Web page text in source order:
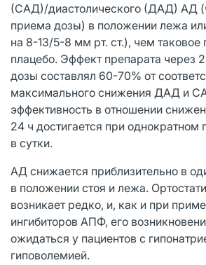
(САД)/диастолического (ДАД) АД
приема дозы) в положении лежа
на 8-13/5-8 мм рт. ст.), чем таковое
плацебо. Эффект препарата через
дозы составлял 60-70% от
максимального снижения ДАД и
эффективность в отношении
24 ч достигается при однократном
в сутки.
АД снижается приблизительно в
в положении стоя и лежа.
возникает редко, и, как и при
ингибиторов АПФ, его
ожидаться у пациентов с
гиповолемией.